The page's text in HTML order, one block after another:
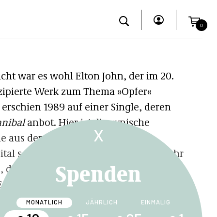
0
war es wohl Elton John, der im 20.
Werk zum Thema »Opfer«
erschien 1989 auf einer Single, deren
anbot. Hier ist die zynische
dem unheiligen Bund von
schlägt, kaum zu übersehen. Im Jahr
der marxistische
ebenfalls einen Hit zu landen,
Zynismus zum Thema seines
X
Spenden
MONATLICH JÄHRLICH EINMALIG